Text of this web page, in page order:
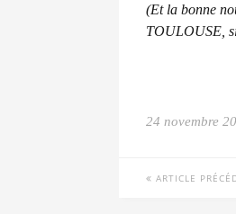
(Et la bonne
TOULOUSE,
24 novembre
ARTICLE